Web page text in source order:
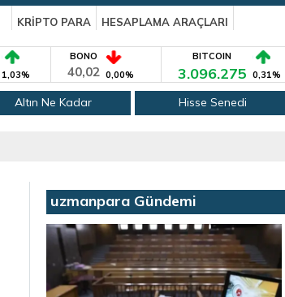
KRİPTO PARA
HESAPLAMA ARAÇLARI
1,03%
BONO
40,02 0,00%
BITCOIN
3.096.275 0,31%
Altın Ne Kadar Hisse Senedi
uzmanpara Gündemi